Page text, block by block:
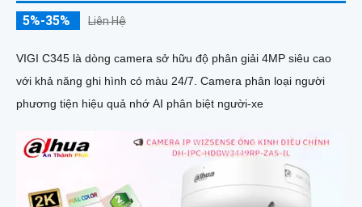
5%-35% Liên Hệ
VIGI C345 là dòng camera sở hữu độ phân giải 4MP siêu cao
với khả năng ghi hình có màu 24/7. Camera phân loại người
phương tiện hiệu quả nhớ AI phân biệt người-xe